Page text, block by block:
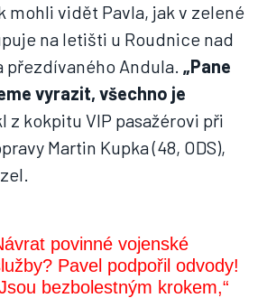
mohli vidět Pavla, jak v zelené
na letišti u Roudnice nad
přezdívaného Andula. „Pane
vyrazit, všechno je
z kokpitu VIP pasažérovi při
Martin Kupka (48, ODS),
povinné vojenské
Pavel podpořil odvody!
bezbolestným krokem,“